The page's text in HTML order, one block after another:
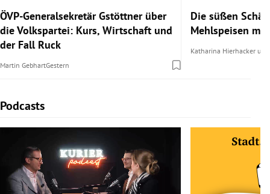
ÖVP-Generalsekretär Gstöttner über
die Volkspartei: Kurs, Wirtschaft und
der Fall Ruck
Martin GebhartGestern
Die süßen
Mehlspeisen
Katharina Hierhacker und
Podcasts
Slide 1 von 6